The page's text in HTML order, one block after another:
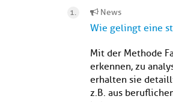
News
Wie gelingt eine
Mit der Methode
erkennen, zu
erhalten sie
z.B. aus